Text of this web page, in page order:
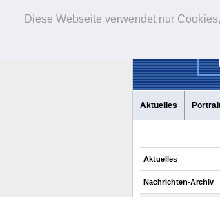
Diese Webseite verwendet nur
Aktuelles
Aktuelles
Nachrichten-Archiv